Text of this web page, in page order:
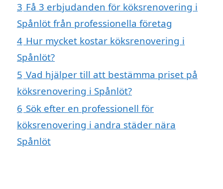
3 Få 3 erbjudanden för köksrenovering i
Spånlöt från professionella företag
4 Hur mycket kostar köksrenovering i
Spånlöt?
5 Vad hjälper till att bestämma priset på
köksrenovering i Spånlöt?
6 Sök efter en professionell för
köksrenovering i andra städer nära
Spånlöt